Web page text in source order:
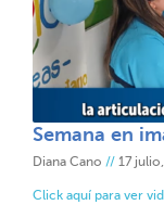
Semana en
Diana Cano 17
Click aquí para ver